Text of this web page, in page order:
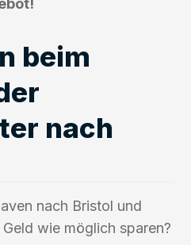
beim
nach
nach Bristol und
wie möglich sparen?